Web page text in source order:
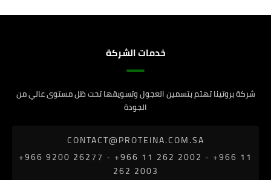
خدمات الشركة
شركة بروتينا تهتم بتسمين العجول وتسويقها تحت ظل مستوى عالي من
الجودة
CONTACT@PROTEINA.COM.SA
‎+966 9200 26277 - ‎+966 11 262 2002 - +966 11
262 2003